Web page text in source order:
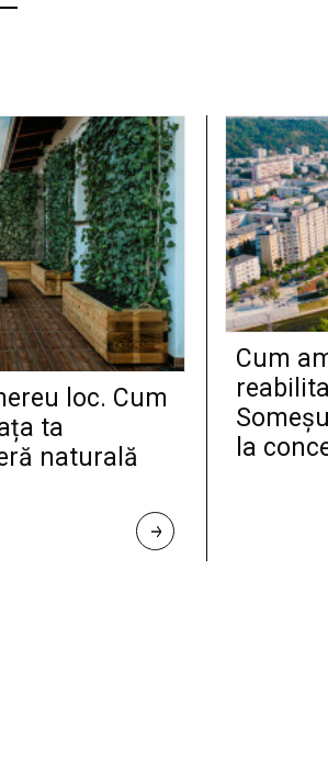
loc. Cum
ta
naturală
R
E
Cum
la